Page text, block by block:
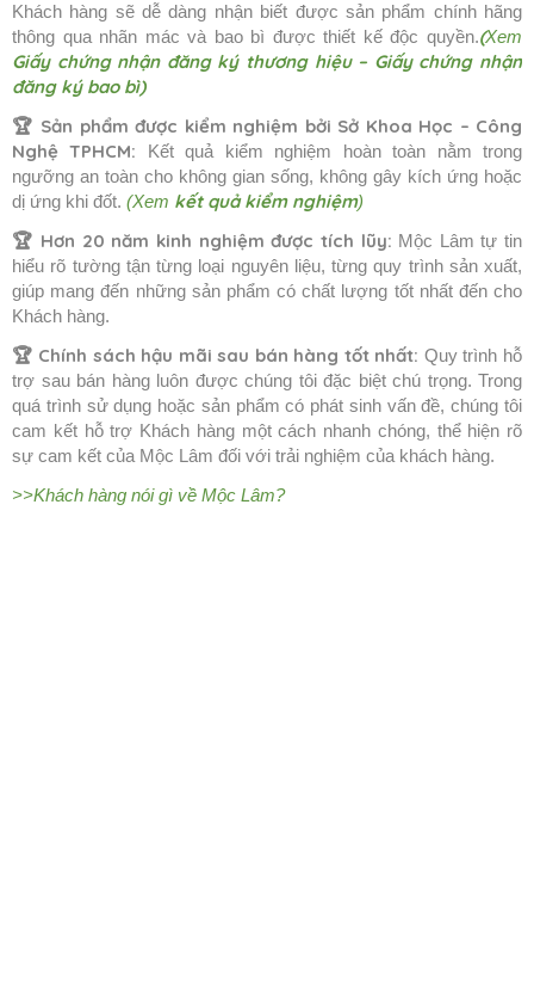
Khách hàng sẽ dễ dàng nhận biết được sản phẩm chính hãng
thông qua nhãn mác và bao bì được thiết kế độc quyền.(Xem
Giấy chứng nhận đăng ký thương hiệu– Giấy chứng nhận
đăng ký bao bì)
🏆 Sản phẩm được kiểm nghiệm bởi Sở Khoa Học – Công
Nghệ TPHCM:
Kết quả kiểm nghiệm hoàn toàn nằm trong
ngưỡng an toàn cho không gian sống, không gây kích ứng hoặc
dị ứng khi đốt. (Xem kết quả kiểm nghiệm)
🏆 Hơn 20 năm kinh nghiệm được tích lũy: Mộc Lâm tự tin
hiểu rõ tường tận từng loại nguyên liệu, từng quy trình sản xuất,
giúp mang đến những sản phẩm có chất lượng tốt nhất đến cho
Khách hàng.
🏆 Chính sách hậu mãi sau bán hàng tốt nhất: Quy trình hỗ
trợ sau bán hàng luôn được chúng tôi đặc biệt chú trọng. Trong
quá trình sử dụng hoặc sản phẩm có phát sinh vấn đề, chúng tôi
cam kết hỗ trợ Khách hàng một cách nhanh chóng, thể hiện rõ
sự cam kết của Mộc Lâm đối với trải nghiệm của khách hàng.
>>Khách hàng nói gì về Mộc Lâm?